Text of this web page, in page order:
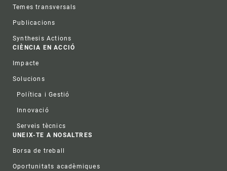
Temes transversals
Publicacions
Synthesis Actions
CIÈNCIA EN ACCIÓ
Impacte
Solucions
Política i Gestió
Innovació
Serveis tècnics
UNEIX-TE A NOSALTRES
Borsa de treball
Oportunitats acadèmiques